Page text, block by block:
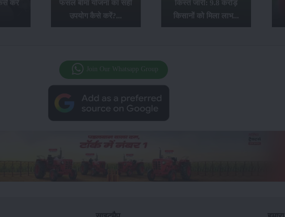
करें
फसल बीमा योजना का सही
उपयोग कैसे करें?...
किस्त जारी: 9.8 करोड़
किसानों को मिला लाभ...
Join Our Whatsapp Group